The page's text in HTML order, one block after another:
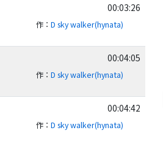
00:03:26
作 ：D sky walker(hynata)
00:04:05
作 ：D sky walker(hynata)
00:04:42
作 ：D sky walker(hynata)